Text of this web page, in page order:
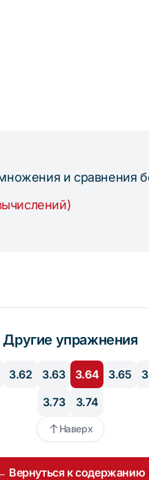
и сравнения
Другие упражнения
3.62 3.63 3.64 3.65
3.73
3.74
Наверх
Вернуться к содержанию